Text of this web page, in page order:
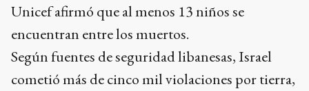
Unicef afirmó que al menos 13 niños se
encuentran entre los muertos.
Según fuentes de seguridad libanesas, Israel
cometió más de cinco mil violaciones por tierra,